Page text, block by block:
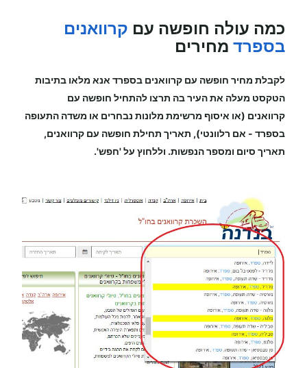
כמה עולה חופשה עם קרוואנים
בספרד מחירים
לקבלת מחיר חופשה עם קרוואנים בספרד אנא מלאו בתיבות
הטקסט מעלה את העיר בה תרצו להתחיל חופשה עם
קרוואנים (או איסוף מרשימת מלונות נבחרים או משדה התעופה
בספרד - אם רלוונטי), תאריך תחילת חופשה עם קרוואנים,
תאריך סיום ומספר הנפשות. וללחוץ על 'חפש'.